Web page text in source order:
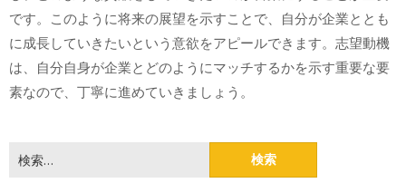
です。このように将来の展望を示すことで、自分が企業ととも
に成長していきたいという意欲をアピールできます。志望動機
は、自分自身が企業とどのようにマッチするかを示す重要な要
素なので、丁寧に進めていきましょう。
検
索: